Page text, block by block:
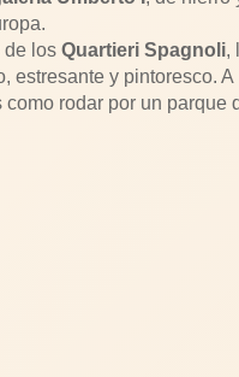
de los Quartieri Spagnoli,
estresante y pintoresco.
como rodar por un parque